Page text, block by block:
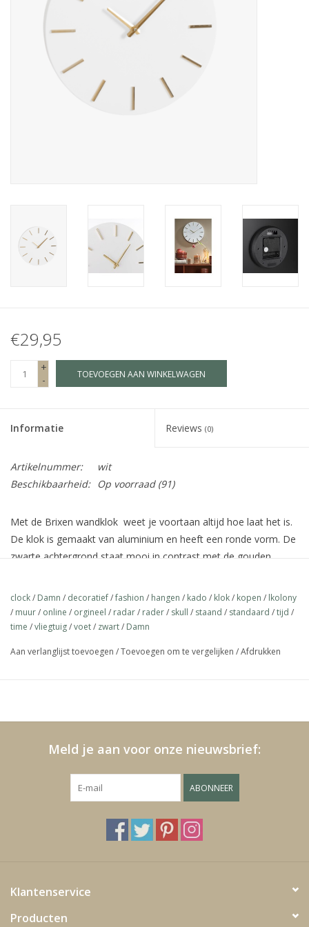
Kussens en plaids
Tuinmeubels en deco
Fake plants
Kisten
Anklebelts
MAGAZIJNOPRUIMING
Media
€29,95
+
-
TOEVOEGEN AAN WINKELWAGEN
Informatie Reviews (0)
Artikelnummer:
wit
Beschikbaarheid:
Op voorraad(91)
Met de Brixen wandklok weet je voortaan altijd hoe laat het is.
De klok is gemaakt van aluminium en heeft een ronde vorm. De
zwarte achtergrond staat mooi in contrast met de gouden
past de klok daarnaast in elk interieur. De diameter van de klok
is 35,5 cm. Let op: Deze klok heeft, net als veel andere klokken,
een intern mechanische constructie die het tikken mogelijk
clock/ Damn / decoratief/fashion / hangen / kado / klok/ kopen / lkolony
/ muur/ online / orgineel / radar/ rader/ skull / staand / standaard /tijd /
time /vliegtuig/voet/ zwart/ Damn
Aan verlanglijst toevoegen /Toevoegen om te vergelijken /Afdrukken
Meld je aan voor onze nieuwsbrief:
ABONNEER
Klantenservice
Producten